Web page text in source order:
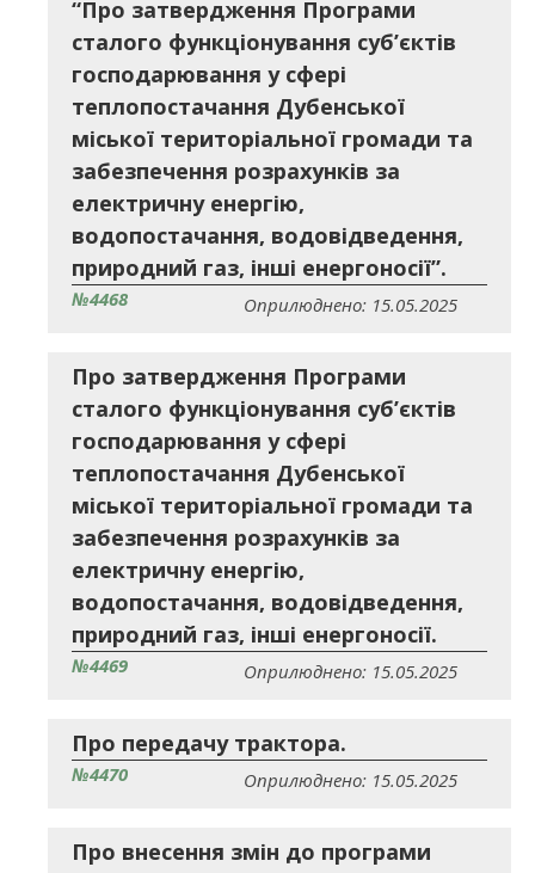
“Про затвердження Програми
сталого функціонування суб’єктів
господарювання у сфері
теплопостачання Дубенської
міської територіальної громади та
забезпечення розрахунків за
електричну енергію,
водопостачання, водовідведення,
природний газ, інші енергоносії”.
№4468 Оприлюднено: 15.05.2025
Про затвердження Програми
сталого функціонування суб’єктів
господарювання у сфері
теплопостачання Дубенської
міської територіальної громади та
забезпечення розрахунків за
електричну енергію,
водопостачання, водовідведення,
природний газ, інші енергоносії.
№4469 Оприлюднено: 15.05.2025
Про передачу трактора.
№4470 Оприлюднено: 15.05.2025
Про внесення змін до програми